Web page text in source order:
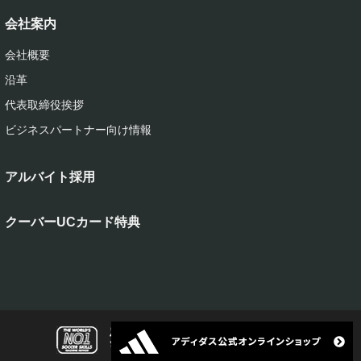
会社案内
会社概要
沿革
代表取締役挨拶
ビジネスパートナー向け情報
アルバイト採用
クーバーUCカード特典